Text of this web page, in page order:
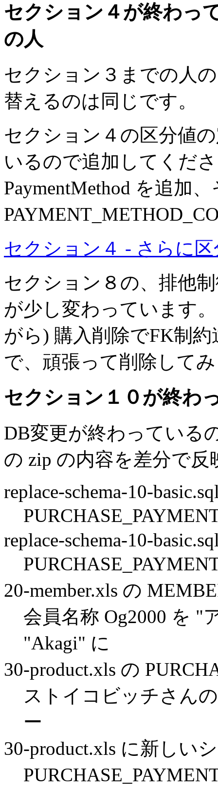
セクション４が終わっ
の人
セクション３までの人
替えるのは同じです。
セクション４の区分値
いるので追加してくだ
PaymentMethod を追加
セクション４ - さらに
セクション８の、排他
が少し変わっています
がら) 購入削除でFK制
で、頑張って削除して
セクション１０が終わ
DB変更が終わっている
の zip の内容を差分で
replace-schema-10-
replace-schema-10-
20-member.xls の
会員名称 Og2000 を "
"Akagi" に
30-product.xls の
ストイコビッチさん
ー
30-product.xls に新しい